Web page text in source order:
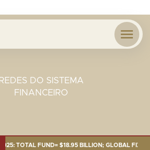
REDES DO SISTEMA
FINANCEIRO
TOTAL FUND= $18.95 BILLION; GLOBAL